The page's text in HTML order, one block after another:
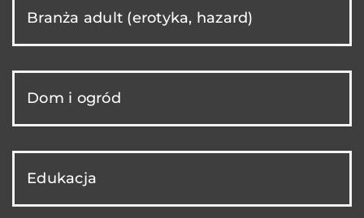
Branża adult (erotyka, hazard)
Dom i ogród
Edukacja